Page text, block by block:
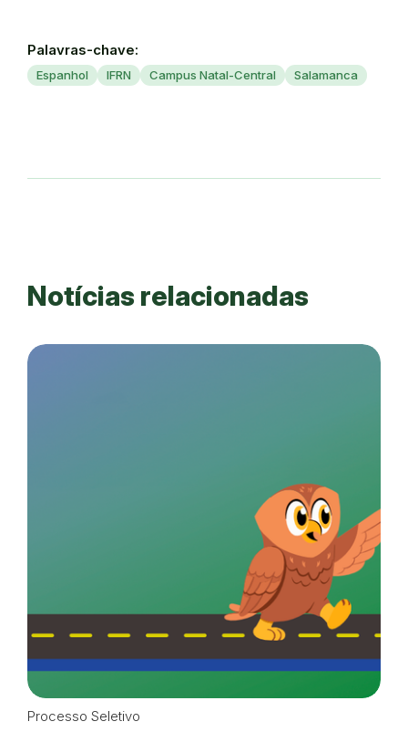
Palavras-chave:
Espanhol IFRN Campus Natal-Central Salamanca
Notícias relacionadas
Processo Seletivo